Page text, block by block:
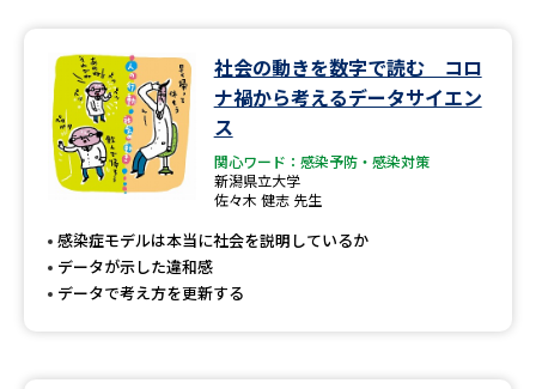
高等学校（情報）教員資格認定
大学研究
大学で学べる内容や特徴を調べる
社会の動きを数字で読む コロ
ナ禍から考えるデータサイエン
ス
関心ワード：感染予防・感染対策
新潟県立大学
佐々木 健志 先生
感染症モデルは本当に社会を説明しているか
データが示した違和感
データで考え方を更新する